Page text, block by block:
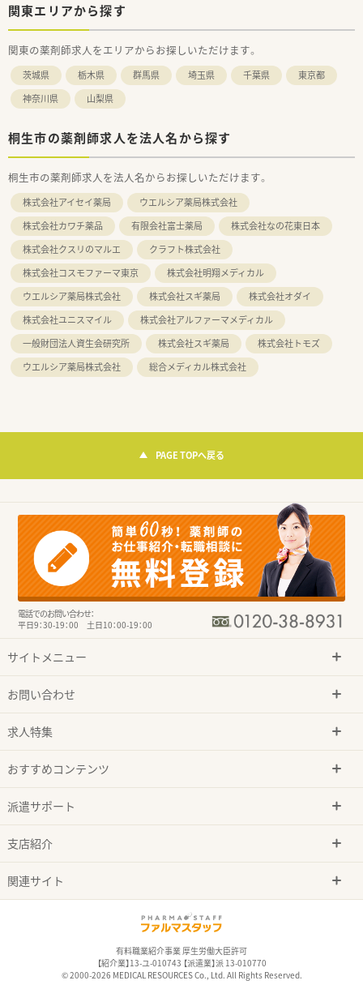
関東エリアから探す
関東の薬剤師求人をエリアからお探しいただけます。
茨城県 栃木県 群馬県 埼玉県 千葉県
東京都
神奈川県
山梨県
桐生市の薬剤師求人を法人名から探す
桐生市の薬剤師求人を法人名からお探しいただけます。
株式会社アイセイ薬局
ウエルシア薬局株式会社
株式会社カワチ薬品
有限会社富士薬局
株式会社なの花東日本
株式会社クスリのマルエ
クラフト株式会社
株式会社コスモファーマ東京
株式会社明翔メディカル
ウエルシア薬局株式会社
株式会社スギ薬局
株式会社オダイ
株式会社ユニスマイル
株式会社アルファーマメディカル
一般財団法人資生会研究所
株式会社スギ薬局
株式会社トモズ
ウエルシア薬局株式会社
総合メディカル株式会社
PAGE TOPへ戻る
電話でのお問い合わせ：
平日9：30-19：00 土日10：00-19：00
サイトメニュー
お問い合わせ
求人特集
おすすめコンテンツ
派遣サポート
支店紹介
関連サイト
有料職業紹介事業 厚生労働大臣許可
【紹介業】13-ユ-010743 【派遣業】派 13-010770
© 2000-2026 MEDICAL RESOURCES Co., Ltd. All Rights Reserved.